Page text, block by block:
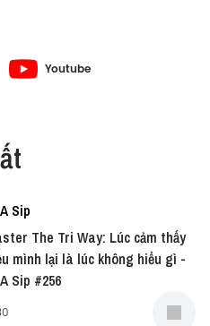
mời bạn gặp gỡ một
hậu trường ít ai biết và
chính cá tính của riêng.
Youtube
Sip
The Tri Way: Lúc cảm thấy
mình lại là lúc không hiểu gì -
Sip #256